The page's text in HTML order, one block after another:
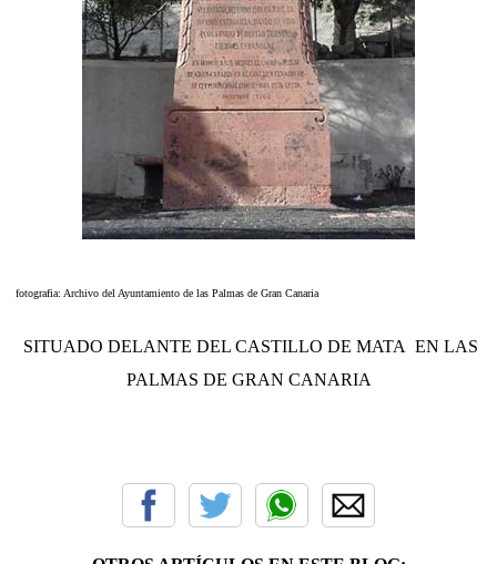
fotografia: Archivo del Ayuntamiento de las Palmas de Gran Canaria
SITUADO DELANTE DEL CASTILLO DE MATA EN LAS
PALMAS DE GRAN CANARIA